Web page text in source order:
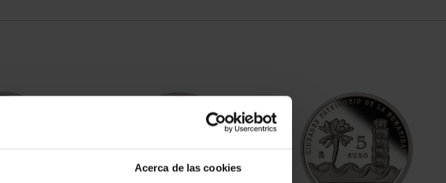
Acerca de las cookies